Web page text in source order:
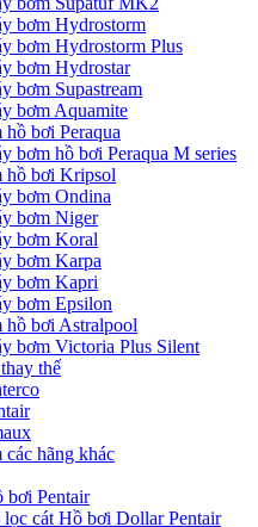
bơm Hydrostorm
bơm Hydrostorm Plus
bơm Hydrostar
bơm Supastream
bơm Aquamite
bơi Peraqua
bơm hồ bơi Peraqua M series
hồ bơi Kripsol
bơm Ondina
bơm Niger
bơm Koral
bơm Karpa
bơm Kapri
bơm Epsilon
hồ bơi Astralpool
bơm Victoria Plus Silent
thế
hãng khác
bơi Pentair
lọc cát Hồ bơi Dollar Pentair